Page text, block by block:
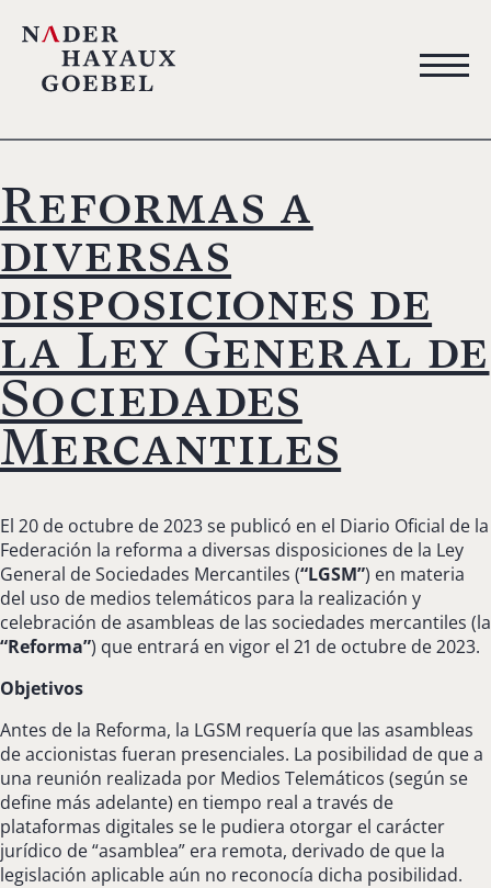
Reformas a
diversas
disposiciones de
la Ley General de
Sociedades
Mercantiles
El 20 de octubre de 2023 se publicó en el Diario Oficial de la
Federación la reforma a diversas disposiciones de la Ley
General de Sociedades Mercantiles (“LGSM”) en materia
del uso de medios telemáticos para la realización y
celebración de asambleas de las sociedades mercantiles (la
“Reforma”) que entrará en vigor el 21 de octubre de 2023.
Objetivos
Antes de la Reforma, la LGSM requería que las asambleas
de accionistas fueran presenciales. La posibilidad de que a
una reunión realizada por Medios Telemáticos (según se
define más adelante) en tiempo real a través de
plataformas digitales se le pudiera otorgar el carácter
jurídico de “asamblea” era remota, derivado de que la
legislación aplicable aún no reconocía dicha posibilidad.